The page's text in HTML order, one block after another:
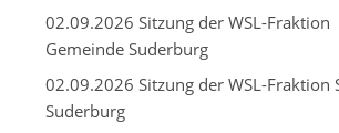
02.09.2026 Sitzung der WSL-Fraktion
Gemeinde Suderburg
02.09.2026 Sitzung der WSL-Fraktion
Suderburg